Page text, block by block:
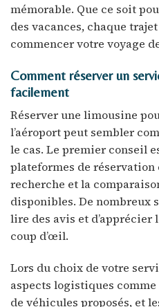
mémorable. Que ce soit
des vacances, chaque
commencer votre voyage
Comment réserver un
facilement
Réserver une limousine
l’aéroport peut sembler
le cas. Le premier conseil
plateformes de
recherche et la
disponibles. De nombreux
lire des avis et
coup d’œil.
Lors du choix de votre
aspects logistiques
de véhicules proposés, et